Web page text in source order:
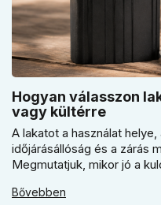
Hogyan válasszon
vagy kültérre
A lakatot a használat
időjárásállóság és a zárás
Megmutatjuk, mikor jó a
érdemes kapuhoz,
Bővebben